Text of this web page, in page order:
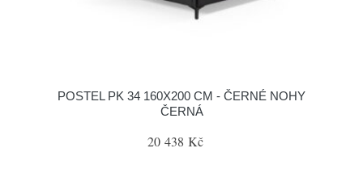
POSTEL PK 34 160X200 CM - ČERNÉ NOHY
ČERNÁ
20 438 Kč